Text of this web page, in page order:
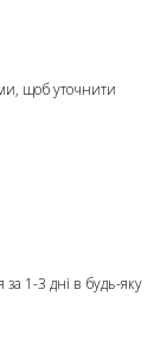
щоб уточнити
1-3 дні в будь-яку